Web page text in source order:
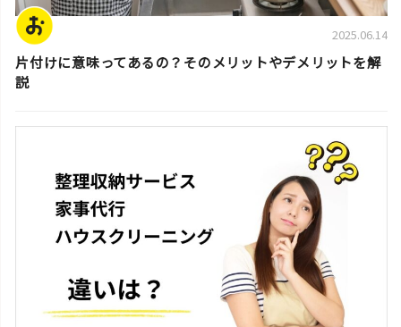
2025.06.14
片付けに意味ってあるの？そのメリットやデメリットを解
説